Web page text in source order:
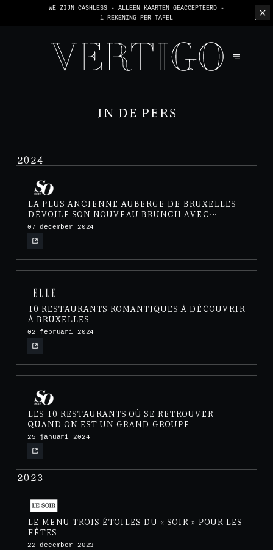
WE ZIJN CASHLESS - ALLEEN KAARTEN GEACCEPTEERD -
1 REKENING PER TAFEL
IN DE PERS
2024
LA PLUS ANCIENNE AUBERGE DE BRUXELLES
DÉVOILE SON NOUVEAU BRUNCH AVEC
MIMOSA À VOLONTÉ
07 december 2024
10 RESTAURANTS ROMANTIQUES À DÉCOUVRIR
À BRUXELLES
02 februari 2024
LES 10 RESTAURANTS OÙ SE RETROUVER
QUAND ON EST UN GRAND GROUPE
25 januari 2024
2023
LE MENU TROIS ÉTOILES DU « SOIR » POUR LES
FÊTES
22 december 2023